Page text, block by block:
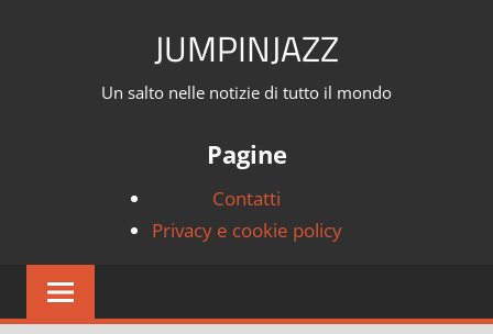
JUMPINJAZZ
Un salto nelle notizie di tutto il mondo
Pagine
Contatti
Privacy e cookie policy